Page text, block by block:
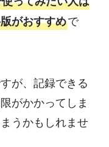
がおすすめで
が、記録できる
がかかってしま
うかもしれませ